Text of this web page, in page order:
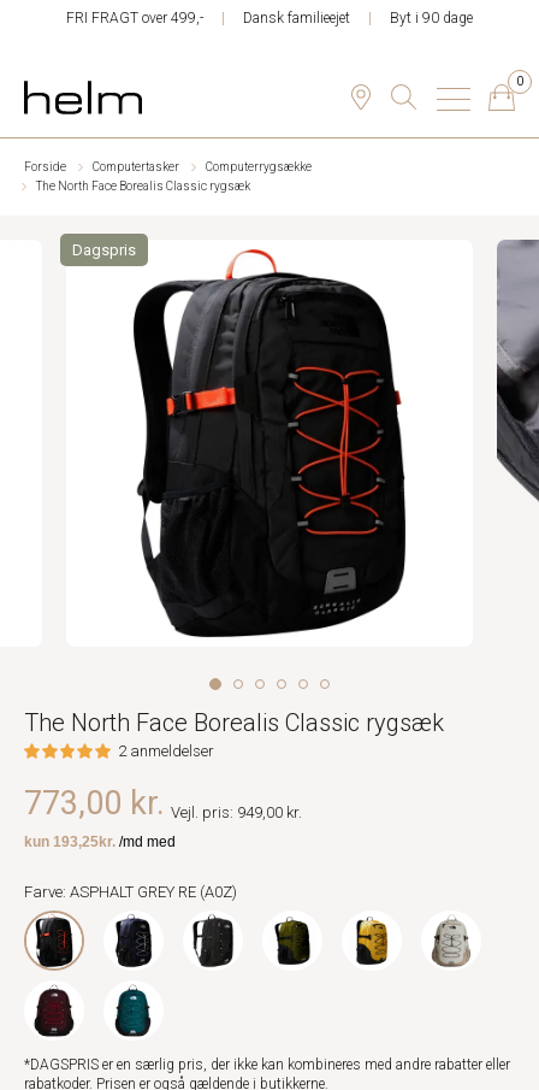
FRI FRAGT over 499,- Dansk familieejet Byt i 90 dage
0
Forside Computertasker
Computerrygsække
The North Face Borealis Classic rygsæk
Dagspris
The North Face Borealis Classic rygsæk
2 anmeldelser
773,00 kr. Vejl. pris: 949,00 kr.
Farve: ASPHALT GREY RE (A0Z)
*DAGSPRIS er en særlig pris, der ikke kan kombineres med andre rabatter eller
rabatkoder. Prisen er også gældende i butikkerne.